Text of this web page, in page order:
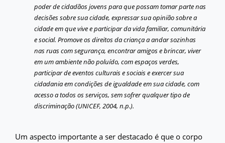
poder de cidadãos jovens para que possam tomar parte nas
decisões sobre sua cidade, expressar sua opinião sobre a
cidade em que vive e participar da vida familiar, comunitária
e social. Promove os direitos da criança a andar sozinhas
nas ruas com segurança, encontrar amigos e brincar, viver
em um ambiente não poluído, com espaços verdes,
participar de eventos culturais e sociais e exercer sua
cidadania em condições de igualdade em sua cidade, com
acesso a todos os serviços, sem sofrer qualquer tipo de
discriminação (UNICEF, 2004, n.p.).
Um aspecto importante a ser destacado é que o corpo